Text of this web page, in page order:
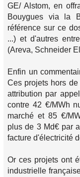
GE/ Alstom, en
Bouygues via la
référence sur ce
...) et d'autres
(Areva, Schneider
Enfin un
Ces projets hors
attribution par
contre 42 €/MWh
marché et 85 €/
plus de 3 Md€ par
facture d'électricité
Or ces projets ont
industrielle